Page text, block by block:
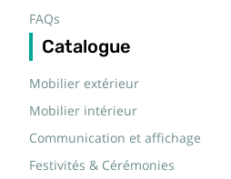
FAQs
Catalogue
Mobilier extérieur
Mobilier intérieur
Communication et affichage
Festivités & Cérémonies